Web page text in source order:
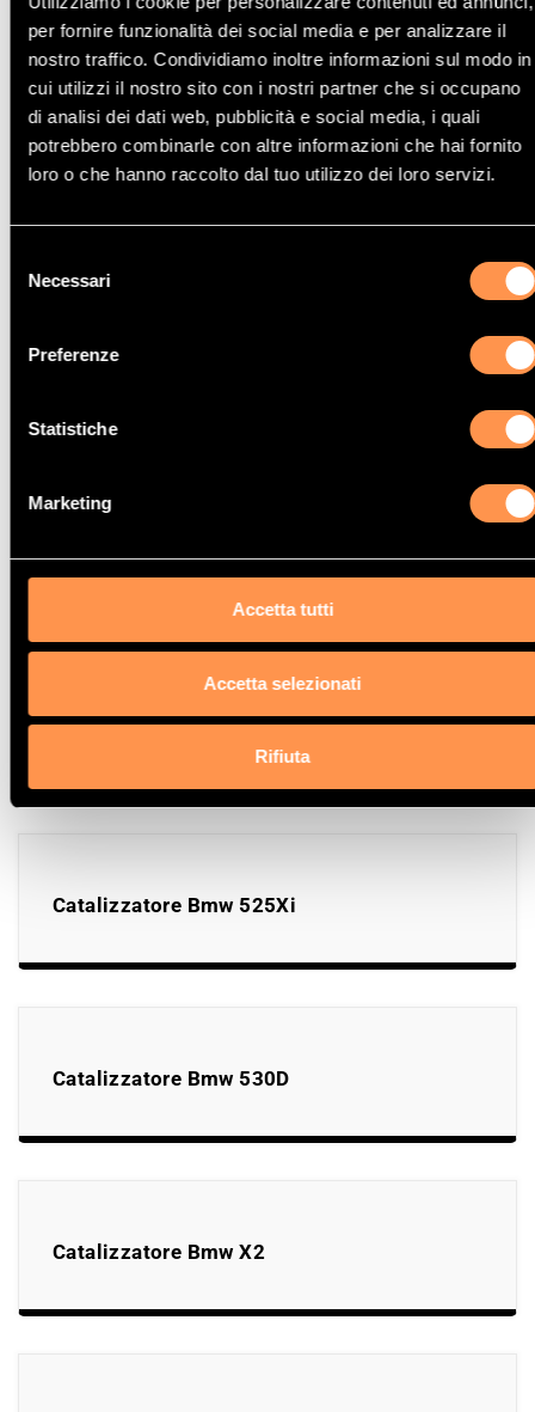
per fornire funzionalità dei social media e per analizzare il
nostro traffico. Condividiamo inoltre informazioni sul modo in
cui utilizzi il nostro sito con i nostri partner che si occupano
di analisi dei dati web, pubblicità e social media, i quali
potrebbero combinarle con altre informazioni che hai fornito
loro o che hanno raccolto dal tuo utilizzo dei loro servizi.
delNecessari
Preferenze
Statistiche
Marketing
Accetta tutti
Accetta selezionati
Rifiuta
Altri modelli di Catalizzatore Bmw
Catalizzatore Bmw 320TD
Catalizzatore Bmw 125i
Catalizzatore Bmw 525Xi
Catalizzatore Bmw 530D
Catalizzatore Bmw X2